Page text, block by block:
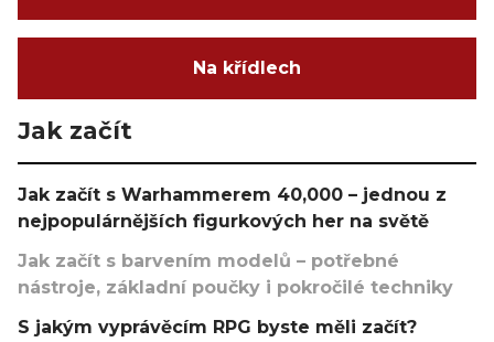
Na křídlech
Jak začít
Jak začít s Warhammerem 40,000 – jednou z
nejpopulárnějších figurkových her na světě
Jak začít s barvením modelů – potřebné
nástroje, základní poučky i pokročilé techniky
S jakým vyprávěcím RPG byste měli začít?